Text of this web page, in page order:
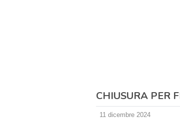
CHIUSURA PER
11 dicembre 2024